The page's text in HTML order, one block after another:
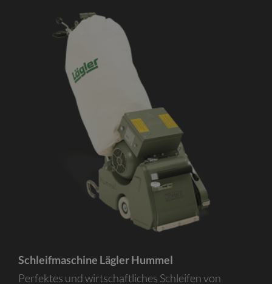
Schleifmaschine Lägler Hummel
Perfektes und wirtschaftliches Schleifen von